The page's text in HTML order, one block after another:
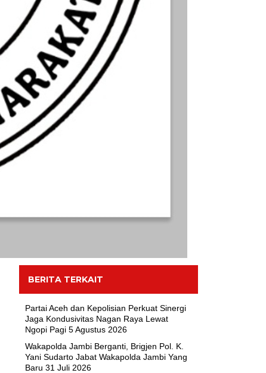
BERITA TERKAIT
Partai Aceh dan Kepolisian Perkuat Sinergi
Jaga Kondusivitas Nagan Raya Lewat
Ngopi Pagi 5 Agustus 2026
Wakapolda Jambi Berganti, Brigjen Pol. K.
Yani Sudarto Jabat Wakapolda Jambi Yang
Baru 31 Juli 2026